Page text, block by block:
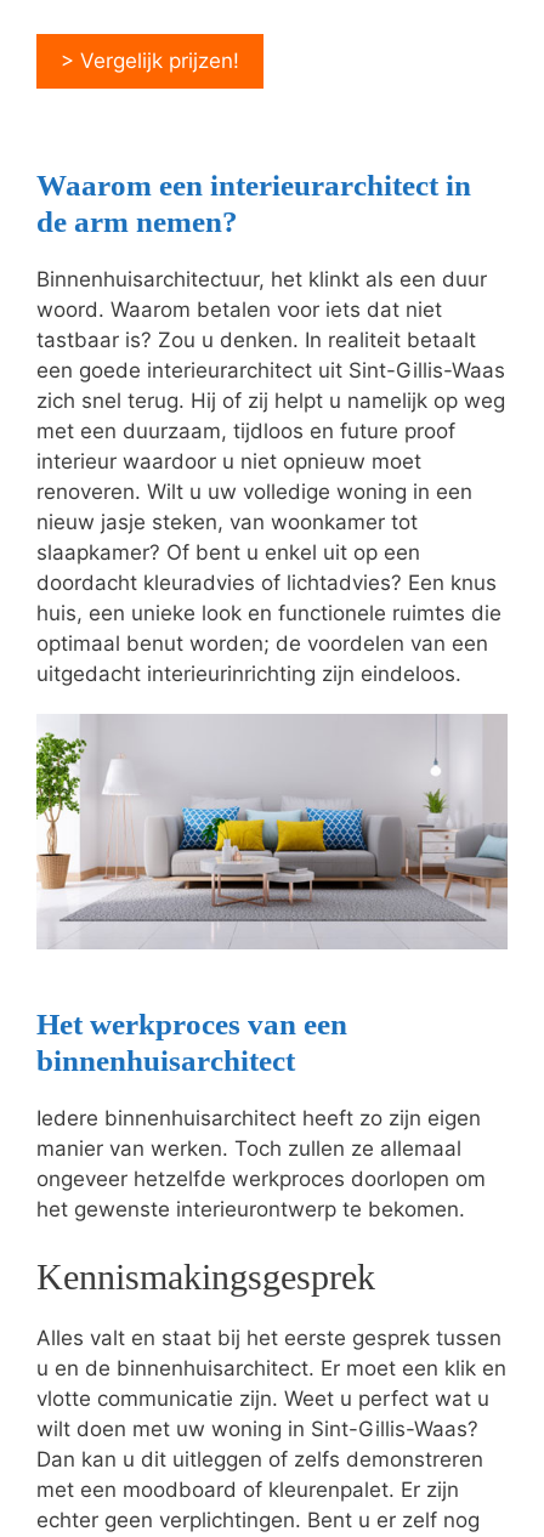
> Vergelijk prijzen!
Waarom een interieurarchitect in
de arm nemen?
Binnenhuisarchitectuur, het klinkt als een duur
woord. Waarom betalen voor iets dat niet
tastbaar is? Zou u denken. In realiteit betaalt
een goede interieurarchitect uit Sint-Gillis-Waas
zich snel terug. Hij of zij helpt u namelijk op weg
met een duurzaam, tijdloos en future proof
interieur waardoor u niet opnieuw moet
renoveren. Wilt u uw volledige woning in een
nieuw jasje steken, van woonkamer tot
slaapkamer? Of bent u enkel uit op een
doordacht kleuradvies of lichtadvies? Een knus
huis, een unieke look en functionele ruimtes die
optimaal benut worden; de voordelen van een
uitgedacht interieurinrichting zijn eindeloos.
Het werkproces van een
binnenhuisarchitect
Iedere binnenhuisarchitect heeft zo zijn eigen
manier van werken. Toch zullen ze allemaal
ongeveer hetzelfde werkproces doorlopen om
het gewenste interieurontwerp te bekomen.
Kennismakingsgesprek
Alles valt en staat bij het eerste gesprek tussen
u en de binnenhuisarchitect. Er moet een klik en
vlotte communicatie zijn. Weet u perfect wat u
wilt doen met uw woning in Sint-Gillis-Waas?
Dan kan u dit uitleggen of zelfs demonstreren
met een moodboard of kleurenpalet. Er zijn
echter geen verplichtingen. Bent u er zelf nog